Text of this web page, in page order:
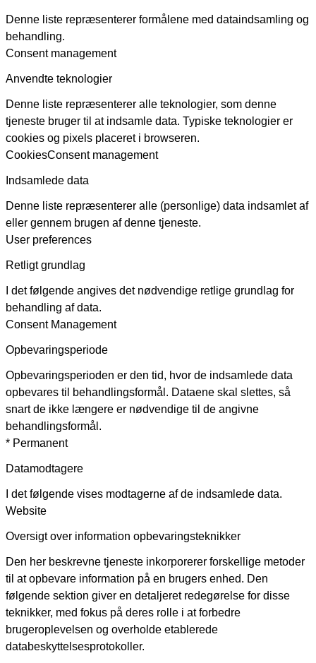
Denne liste repræsenterer formålene med dataindsamling og
behandling.
Consent management
Anvendte teknologier
Denne liste repræsenterer alle teknologier, som denne
tjeneste bruger til at indsamle data. Typiske teknologier er
cookies og pixels placeret i browseren.
CookiesConsent management
Indsamlede data
Denne liste repræsenterer alle (personlige) data indsamlet af
eller gennem brugen af denne tjeneste.
User preferences
Retligt grundlag
I det følgende angives det nødvendige retlige grundlag for
behandling af data.
Consent Management
Opbevaringsperiode
Opbevaringsperioden er den tid, hvor de indsamlede data
opbevares til behandlingsformål. Dataene skal slettes, så
snart de ikke længere er nødvendige til de angivne
behandlingsformål.
* Permanent
Datamodtagere
I det følgende vises modtagerne af de indsamlede data.
Website
Oversigt over information opbevaringsteknikker
Den her beskrevne tjeneste inkorporerer forskellige metoder
til at opbevare information på en brugers enhed. Den
følgende sektion giver en detaljeret redegørelse for disse
teknikker, med fokus på deres rolle i at forbedre
brugeroplevelsen og overholde etablerede
databeskyttelsesprotokoller.